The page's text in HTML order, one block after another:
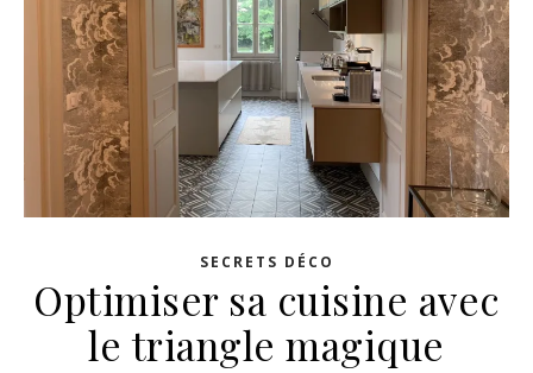
SECRETS DÉCO
Optimiser sa cuisine avec
le triangle magique